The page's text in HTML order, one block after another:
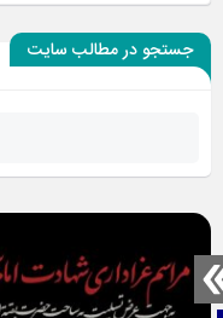
جستجو در مطالب سایت